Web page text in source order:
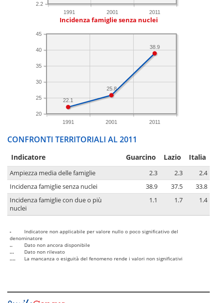
1991 2001 2011
2.2
Incidenza famiglie senza nuclei
1991 2001 2011
20
25
30
35
40
45
38.9
25.8
22.1
CONFRONTI TERRITORIALI AL 2011
Indicatore Guarcino Lazio Italia
Ampiezza media delle famiglie 2.3 2.3
2.4
Incidenza famiglie senza nuclei
38.9 37.5
33.8
Incidenza famiglie con due o più
nuclei
1.1 1.7 1.4
-
Indicatore non applicabile per valore nullo o poco significativo del
denominatore
..
Dato non ancora disponibile
...
Dato non rilevato
....
La mancanza o esiguità del fenomeno rende i valori non significativi